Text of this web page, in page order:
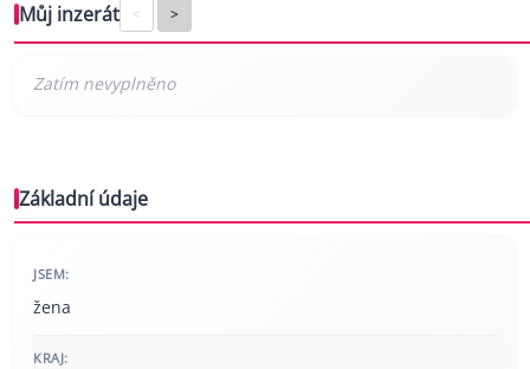
Můj inzerát < >
Základní údaje
JSEM:
žena
KRAJ: